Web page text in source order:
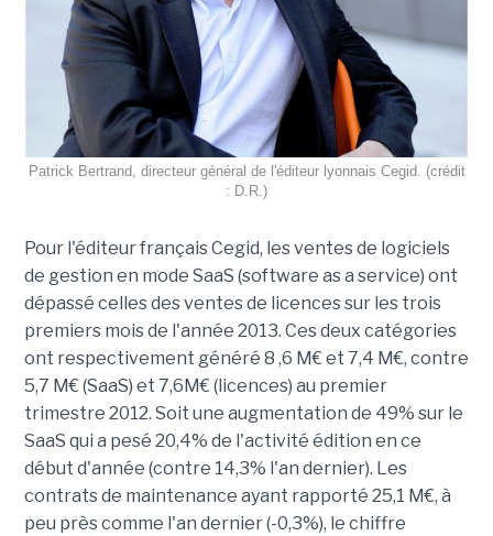
Patrick Bertrand, directeur général de l'éditeur lyonnais Cegid. (crédit
: D.R.)
Pour l'éditeur français Cegid, les ventes de logiciels
de gestion en mode SaaS (software as a service) ont
dépassé celles des ventes de licences sur les trois
premiers mois de l'année 2013. Ces deux catégories
ont respectivement généré 8 ,6 M€ et 7,4 M€, contre
5,7 M€ (SaaS) et 7,6M€ (licences) au premier
trimestre 2012. Soit une augmentation de 49% sur le
SaaS qui a pesé 20,4% de l'activité édition en ce
début d'année (contre 14,3% l'an dernier). Les
contrats de maintenance ayant rapporté 25,1 M€, à
peu près comme l'an dernier (-0,3%), le chiffre